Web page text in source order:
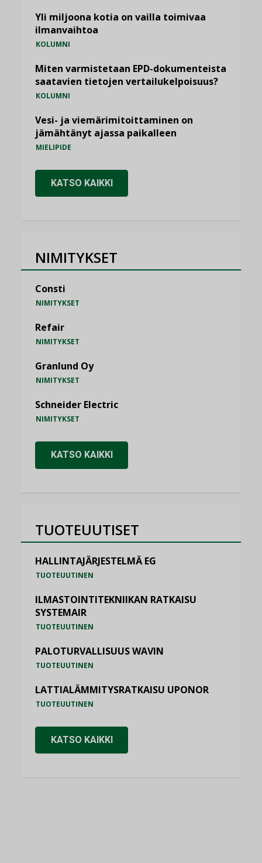
Yli miljoona kotia on vailla toimivaa
ilmanvaihtoa
KOLUMNI
Miten varmistetaan EPD-dokumenteista
saatavien tietojen vertailukelpoisuus?
KOLUMNI
Vesi- ja viemärimitoittaminen on
jämähtänyt ajassa paikalleen
MIELIPIDE
KATSO KAIKKI
NIMITYKSET
Consti
NIMITYKSET
Refair
NIMITYKSET
Granlund Oy
NIMITYKSET
Schneider Electric
NIMITYKSET
KATSO KAIKKI
TUOTEUUTISET
HALLINTAJÄRJESTELMÄ EG
TUOTEUUTINEN
ILMASTOINTITEKNIIKAN RATKAISU
SYSTEMAIR
TUOTEUUTINEN
PALOTURVALLISUUS WAVIN
TUOTEUUTINEN
LATTIALÄMMITYSRATKAISU UPONOR
TUOTEUUTINEN
KATSO KAIKKI